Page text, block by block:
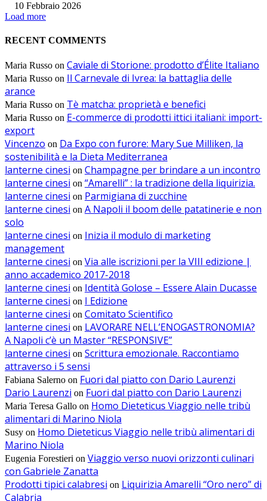
10 Febbraio 2026
Load more
RECENT COMMENTS
Maria Russo on Caviale di Storione: prodotto d’Élite Italiano
Maria Russo on Il Carnevale di Ivrea: la battaglia delle
arance
Maria Russo on Tè matcha: proprietà e benefici
Maria Russo on E-commerce di prodotti ittici italiani: import-
export
Vincenzo on Da Expo con furore: Mary Sue Milliken, la
sostenibilità e la Dieta Mediterranea
lanterne cinesi on Champagne per brindare a un incontro
lanterne cinesi on “Amarelli” : la tradizione della liquirizia.
lanterne cinesi on Parmigiana di zucchine
lanterne cinesi on A Napoli il boom delle patatinerie e non
solo
lanterne cinesi on Inizia il modulo di marketing
management
lanterne cinesi on Via alle iscrizioni per la VIII edizione |
anno accademico 2017-2018
lanterne cinesi on Identità Golose – Essere Alain Ducasse
lanterne cinesi on I Edizione
lanterne cinesi on Comitato Scientifico
lanterne cinesi on LAVORARE NELL’ENOGASTRONOMIA?
A Napoli c’è un Master “RESPONSIVE”
lanterne cinesi on Scrittura emozionale. Raccontiamo
attraverso i 5 sensi
Fabiana Salerno on Fuori dal piatto con Dario Laurenzi
Dario Laurenzi on Fuori dal piatto con Dario Laurenzi
Maria Teresa Gallo on Homo Dieteticus Viaggio nelle tribù
alimentari di Marino Niola
Susy on Homo Dieteticus Viaggio nelle tribù alimentari di
Marino Niola
Eugenia Forestieri on Viaggio verso nuovi orizzonti culinari
con Gabriele Zanatta
Prodotti tipici calabresi on Liquirizia Amarelli “Oro nero” di
Calabria